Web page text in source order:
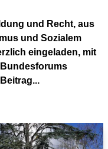
und Recht, aus
und Sozialem
eingeladen, mit